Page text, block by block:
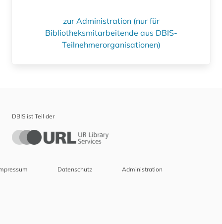
zur Administration (nur für
Bibliotheksmitarbeitende aus DBIS-
Teilnehmerorganisationen)
DBIS ist Teil der
Datenschutz Administration